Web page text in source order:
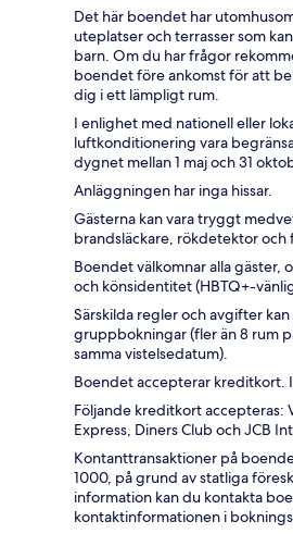
Det här boendet har
uteplatser och terrasser som
barn. Om du har frågor
boendet före ankomst för att
dig i ett lämpligt rum.
I enlighet med nationell eller
luftkonditionering vara
dygnet mellan 1 maj och 31
Anläggningen har inga hissar.
Gästerna kan vara tryggt
brandsläckare, rökdetektor
Boendet välkomnar alla gäster,
och könsidentitet (HBTQ+-
Särskilda regler och avgifter
gruppbokningar (fler än 8 rum
samma vistelsedatum).
Boendet accepterar kreditkort.
Följande kreditkort accepteras:
Express, Diners Club och JCB
Kontanttransaktioner på
1000, på grund av statliga
information kan du kontakta
kontaktinformationen i